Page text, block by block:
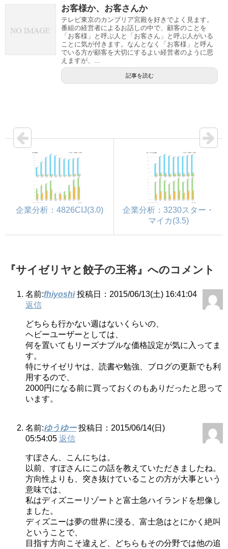
お客様か、お客さんか
テレビ東京のカンブリア宮殿を好きでよく見ます。
番組の経営者によるお話しの中で、顧客のことを
「お客様」と呼ぶ人と「お客さん」と呼ぶ人がいる
ことに気が付きます。なんとなく「お客様」と呼ん
でいる方が顧客を大切にするよい経営者のように思
えますが、...
記事を読む
企業分析：4826CIJ(3.0)
企業分析：3230スター・
マイカ(3.5)
『サイゼリヤと餃子の王将』へのコメント
名前:fhiyoshi 投稿日：2015/06/13(土) 16:41:04
返信
どちらも行かない週はないくらいの、
ヘビーユーザーとしては、
何を置いてもリーズナブルな価格設定が気に入ってま
す。
特にサイゼリヤは、読書や勉強、ブログの更新でも利
用するので、
2000円になる前に買っておくのもありだったと思って
います。
名前:ゆうゆー 投稿日：2015/06/14(日)
05:54:05 返信
すぽさん、こんにちは。
以前、すぽさんにこの話を教えていただきましたね。
方向性よりも、突き抜けていることの方が大事という
意味では、
私はディズニーリゾートと富士急ハイランドを想像し
ました。
ディズニーは夢の世界に浸る、富士急はとにかく絶叫
ということで、
目指す方向こそ違えど、どちらもその分野では他の追